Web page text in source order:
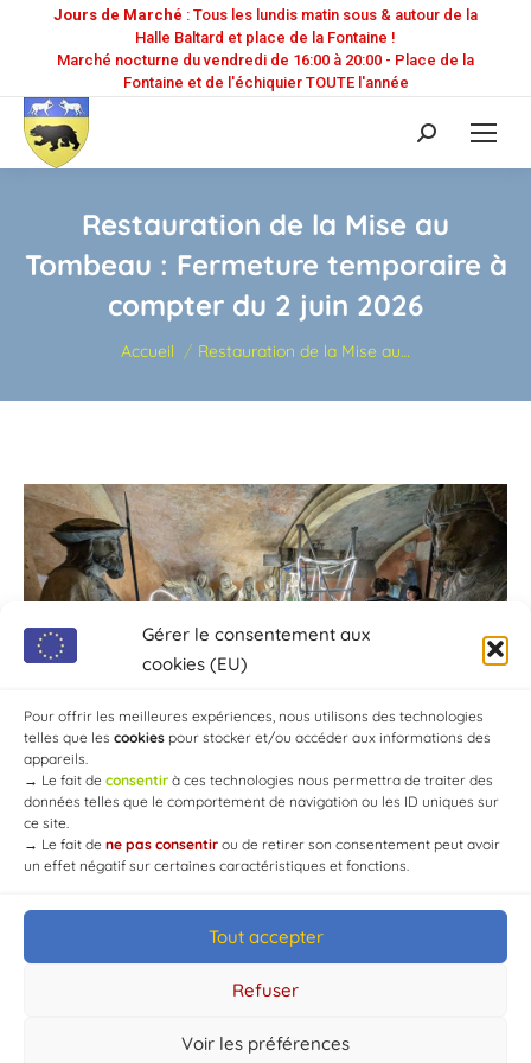
Gérer le consentement aux
cookies (EU)
Pour offrir les meilleures expériences, nous utilisons des technologies
telles que les cookies pour stocker et/ou accéder aux informations des
appareils.
→ Le fait de consentir à ces technologies nous permettra de traiter des
données telles que le comportement de navigation ou les ID uniques sur
ce site.
→ Le fait de ne pas consentir ou de retirer son consentement peut avoir
un effet négatif sur certaines caractéristiques et fonctions.
Tout accepter
Refuser
Voir les préférences
Jours de Marché : Tous les lundis matin sous & autour de la
Halle Baltard et place de la Fontaine !
Marché nocturne du vendredi de 16:00 à 20:00 - Place de la
Fontaine et de l'échiquier TOUTE l'année
Recherche
:
Restauration de la Mise au
Tombeau : Fermeture temporaire à
compter du 2 juin 2026
Vous êtes ici :
Accueil Restauration de la Mise au…
© Mairie de Chaource [2004-2024] | Tous droits réservés.
Developed byWEB3-DESIGN